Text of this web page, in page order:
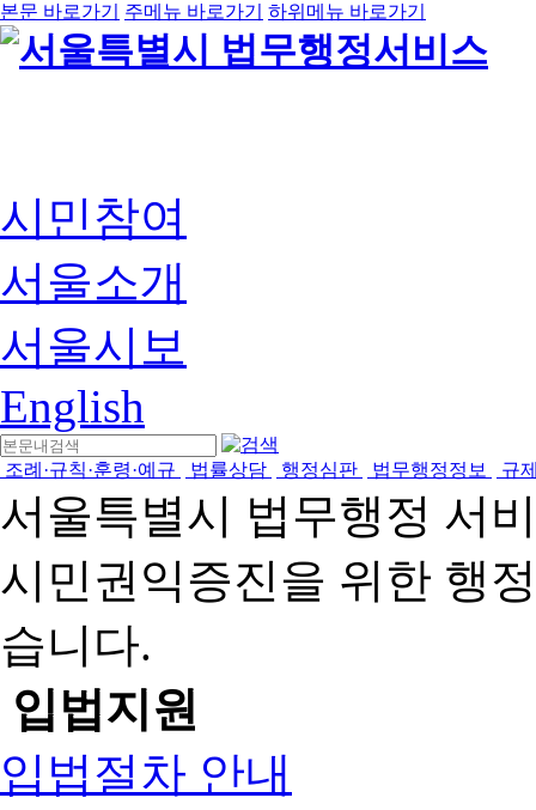
본문 바로가기 주메뉴 바로가기 하위메뉴 바로가기
시민참여
서울소개
서울시보
English
조례·규칙·훈령·예규 법률상담 행정심판 법무행정정보 규
서울특별시 법무행정 서
시민권익증진을 위한 행
습니다.
입법지원
입법절차 안내